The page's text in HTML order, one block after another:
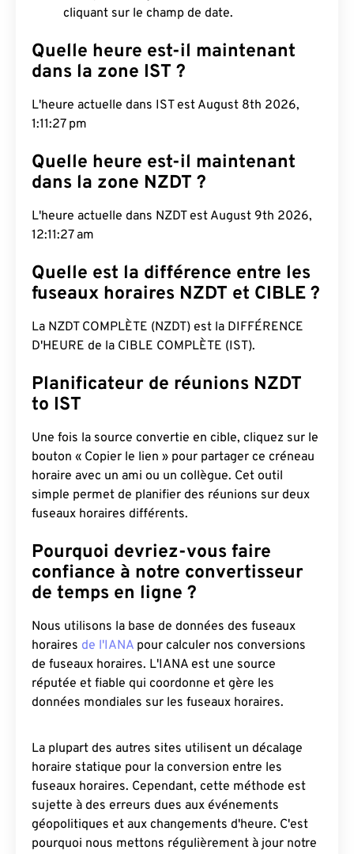
cliquant sur le champ de date.
Quelle heure est-il maintenant
dans la zone IST ?
L'heure actuelle dans IST est August 8th 2026,
1:11:28 pm
Quelle heure est-il maintenant
dans la zone NZDT ?
L'heure actuelle dans NZDT est August 9th 2026,
12:11:28 am
Quelle est la différence entre les
fuseaux horaires NZDT et CIBLE ?
La NZDT COMPLÈTE (NZDT) est la DIFFÉRENCE
D'HEURE de la CIBLE COMPLÈTE (IST).
Planificateur de réunions NZDT
to IST
Une fois la source convertie en cible, cliquez sur le
bouton « Copier le lien » pour partager ce créneau
horaire avec un ami ou un collègue. Cet outil
simple permet de planifier des réunions sur deux
fuseaux horaires différents.
Pourquoi devriez-vous faire
confiance à notre convertisseur
de temps en ligne ?
Nous utilisons la base de données des fuseaux
horaires de l'IANA pour calculer nos conversions
de fuseaux horaires. L'IANA est une source
réputée et fiable qui coordonne et gère les
données mondiales sur les fuseaux horaires.
La plupart des autres sites utilisent un décalage
horaire statique pour la conversion entre les
fuseaux horaires. Cependant, cette méthode est
sujette à des erreurs dues aux événements
géopolitiques et aux changements d'heure. C'est
pourquoi nous mettons régulièrement à jour notre